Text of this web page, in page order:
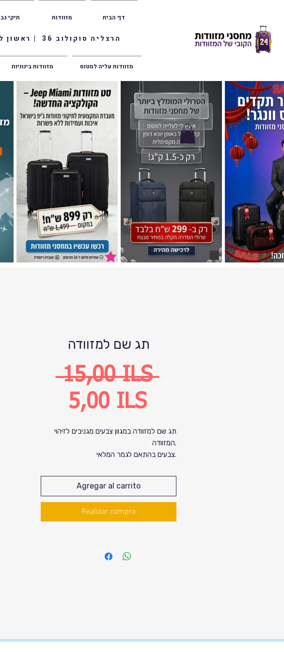
הרצליה סוקולוב 36 | ראשון לציון הרצל 47 | פתח תקווה אשכנזי 1
תיקי גב מזוודות דף הבית
מזוודות בינוניות מזוודות עליה למטוס
תג שם למזוודה
15,00 ILS Precio
5,00 ILSPrecio
de
oferta
תג שם למזוודה במגוון צבעים מגניבים לזיהוי
המזוודה.
צבעים בהתאם לגמר המלאי.
Agregar al carrito
Realizar compra